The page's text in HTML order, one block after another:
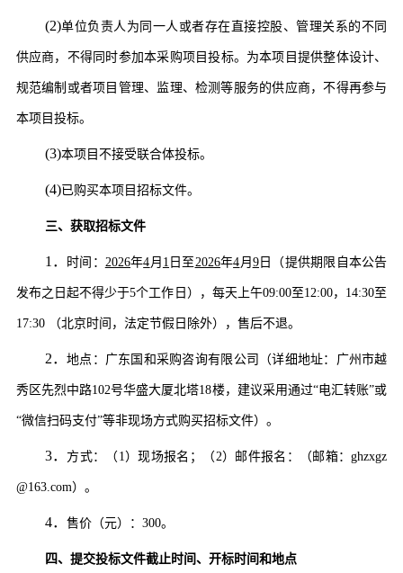
(2)单位负责人为同一人或者存在直接控股、管理关系的不同
供应商，不得同时参加本采购项目投标。为本项目提供整体设计、
规范编制或者项目管理、监理、检测等服务的供应商，不得再参与
本项目投标。
(3)本项目不接受联合体投标。
(4)已购买本项目招标文件。
三、 获取招标文件
1． 时间： 2026年4 月 1 日至 2026年4 月 9日（提供期限自本公告
发布之日起不得少于5个工作日），每天上午09:00至12:00，14:30至
17:30 （北京时间，法定节假日除外），售后不退。
2．地点： 广东国和采购咨询有限公司 （详细地址： 广州市越
秀区先烈中路102号华盛大厦北塔18楼，建议采用通过“电汇转账”或
“微信扫码支付”等非现场方式购买招标文件）。
3． 方式：（1）现场报名；（2）邮件报名： （邮箱：ghzxgz
@163.com）。
4． 售价（元）： 300。
四、 提交投标文件截止时间、开标时间和地点